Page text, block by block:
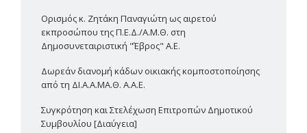
Ορισμός κ. Ζητάκη Παναγιώτη ως αιρετού
εκπροσώπου της Π.Ε.Δ./Α.Μ.Θ. στη
Δημοσυνεταιριστική "Έβρος" Α.Ε.
Δωρεάν διανομή κάδων οικιακής κομποστοποίησης
από τη ΔΙ.Α.Α.ΜΑ.Θ. Α.Α.Ε.
Συγκρότηση και Στελέχωση Επιτροπών Δημοτικού
Συμβουλίου [Διαύγεια]